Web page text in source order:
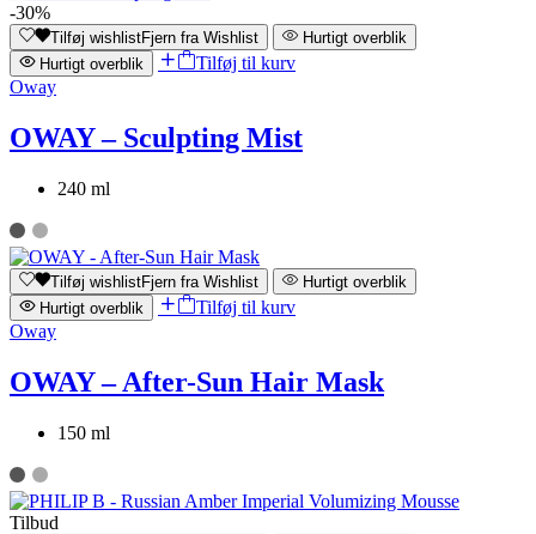
-30%
Tilføj wishlistFjern fra Wishlist
Hurtigt overblik
Hurtigt overblik
Tilføj til kurv
Oway
OWAY – Sculpting Mist
240 ml
Tilføj wishlistFjern fra Wishlist
Hurtigt overblik
Hurtigt overblik
Tilføj til kurv
Oway
OWAY – After-Sun Hair Mask
150 ml
Tilbud